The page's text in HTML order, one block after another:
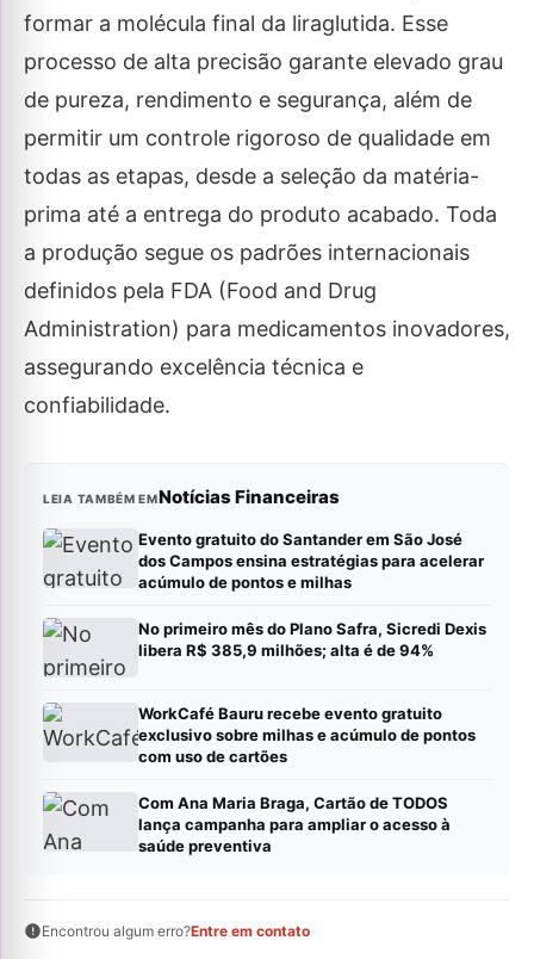
formar a molécula final da liraglutida. Esse
processo de alta precisão garante elevado grau
de pureza, rendimento e segurança, além de
permitir um controle rigoroso de qualidade em
todas as etapas, desde a seleção da matéria-
prima até a entrega do produto acabado. Toda
a produção segue os padrões internacionais
definidos pela FDA (Food and Drug
Administration) para medicamentos inovadores,
assegurando excelência técnica e
confiabilidade.
LEIA TAMBÉM EMNotícias Financeiras
Evento gratuito do Santander em São José
dos Campos ensina estratégias para acelerar
acúmulo de pontos e milhas
No primeiro mês do Plano Safra, Sicredi Dexis
libera R$ 385,9 milhões; alta é de 94%
WorkCafé Bauru recebe evento gratuito
exclusivo sobre milhas e acúmulo de pontos
com uso de cartões
Com Ana Maria Braga, Cartão de TODOS
lança campanha para ampliar o acesso à
saúde preventiva
Encontrou algum erro?Entre em contato